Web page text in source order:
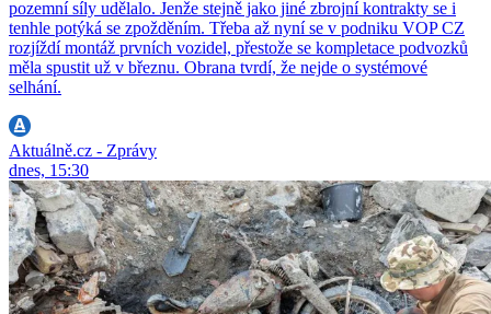
pozemní síly udělalo. Jenže stejně jako jiné zbrojní kontrakty se i
tenhle potýká se zpožděním. Třeba až nyní se v podniku VOP CZ
rozjíždí montáž prvních vozidel, přestože se kompletace podvozků
měla spustit už v březnu. Obrana tvrdí, že nejde o systémové
selhání.
Aktuálně.cz - Zprávy
dnes, 15:30